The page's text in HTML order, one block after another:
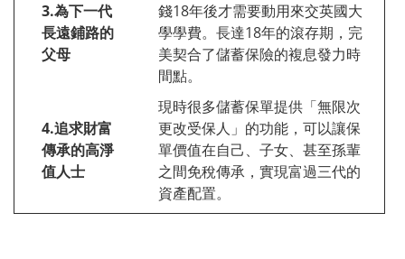
3.為下一代
長遠鋪路的
父母
錢18年後才需要動用來交英國大
學學費。長達18年的滾存期，完
美契合了儲蓄保險的複息發力時
間點。
4.追求財富
傳承的高淨
值人士
現時很多儲蓄保單提供「無限次
更改受保人」的功能，可以讓保
單價值在自己、子女、甚至孫輩
之間免稅傳承，實現富過三代的
資產配置。